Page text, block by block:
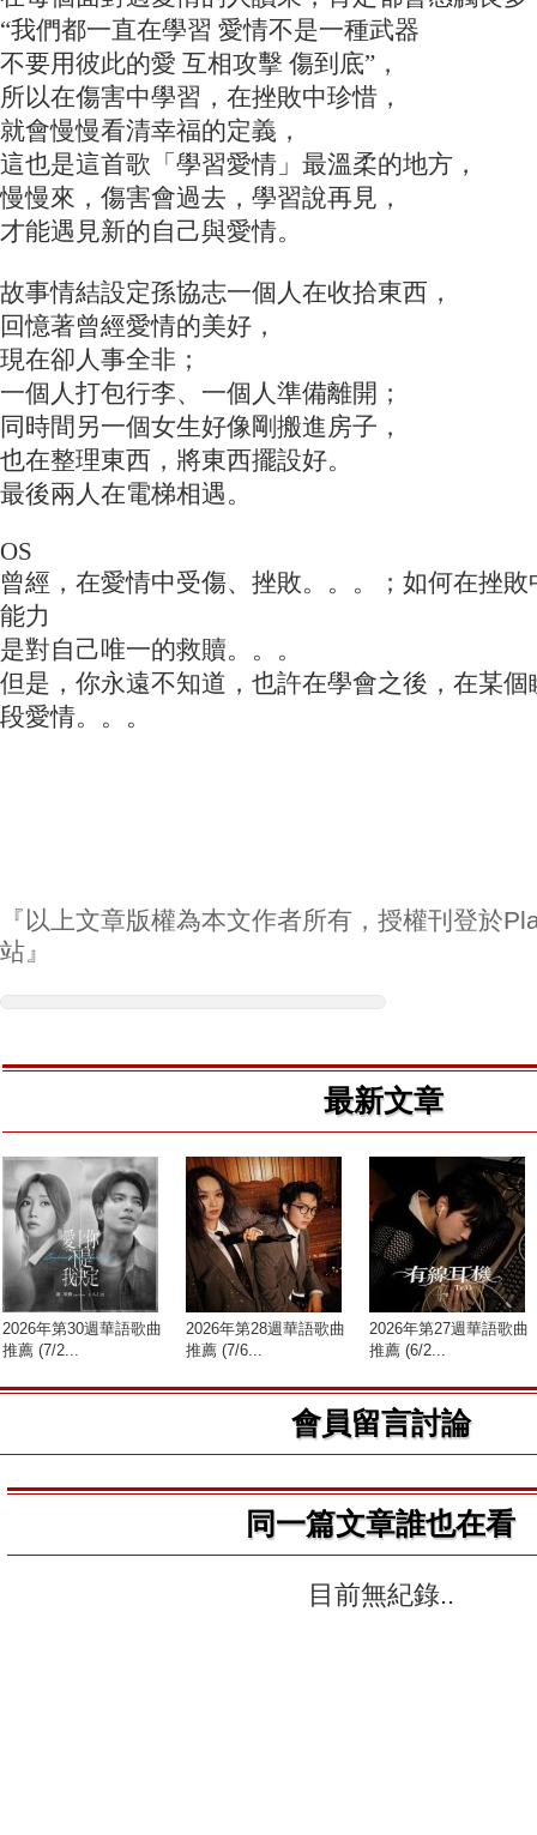
“我們都一直在學習 愛情不是一種武器
不要用彼此的愛 互相攻擊 傷到底”，
所以在傷害中學習，在挫敗中珍惜，
就會慢慢看清幸福的定義，
這也是這首歌「學習愛情」最溫柔的地方，
慢慢來，傷害會過去，學習說再見，
才能遇見新的自己與愛情。
故事情結設定孫協志一個人在收拾東西，
回憶著曾經愛情的美好，
現在卻人事全非；
一個人打包行李、一個人準備離開；
同時間另一個女生好像剛搬進房子，
也在整理東西，將東西擺設好。
最後兩人在電梯相遇。
OS
曾經，在愛情中受傷、挫敗。。。；如何在挫
能力
是對自己唯一的救贖。。。
但是，你永遠不知道，也許在學會之後，在某
段愛情。。。
『以上文章版權為本文作者所有，授權刊登於
站』
最新文章
2026年第30週華語歌曲
推薦 (7/2...
2026年第28週華語歌曲
推薦 (7/6...
2026年第27週華語歌曲
推薦 (6/2...
會員留言討論
同一篇文章誰也在看
目前無紀錄..